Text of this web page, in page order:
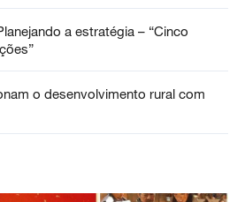
a estratégia – “Cinco
o desenvolvimento rural com